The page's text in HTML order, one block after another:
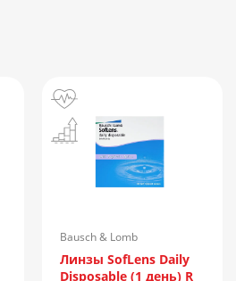
Bausch & Lomb
Линзы SofLens Daily
Disposable (1 день) R